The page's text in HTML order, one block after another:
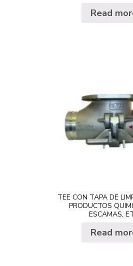
Read
TEE CON TAPA DE
PRODUCTOS
ESCAMAS,
Read